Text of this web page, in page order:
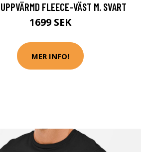
FLEECE-VÄST M. SVART
1699 SEK
MER INFO!